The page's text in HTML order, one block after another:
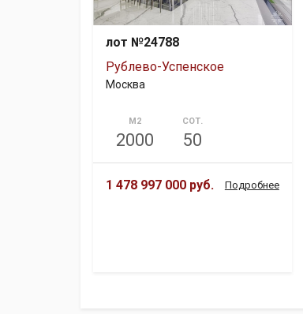
лот №24788
Рублево-Успенское
Москва
М2
2000
СОТ.
50
1 478 997 000 руб. Подробнее